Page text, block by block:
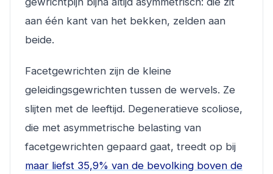
aan één kant van het bekken, zelden aan
beide.
Facetgewrichten zijn de kleine
geleidingsgewrichten tussen de wervels. Ze
slijten met de leeftijd. Degeneratieve scoliose,
die met asymmetrische belasting van
facetgewrichten gepaard gaat, treedt op bij
maar liefst 35,9% van de bevolking boven de